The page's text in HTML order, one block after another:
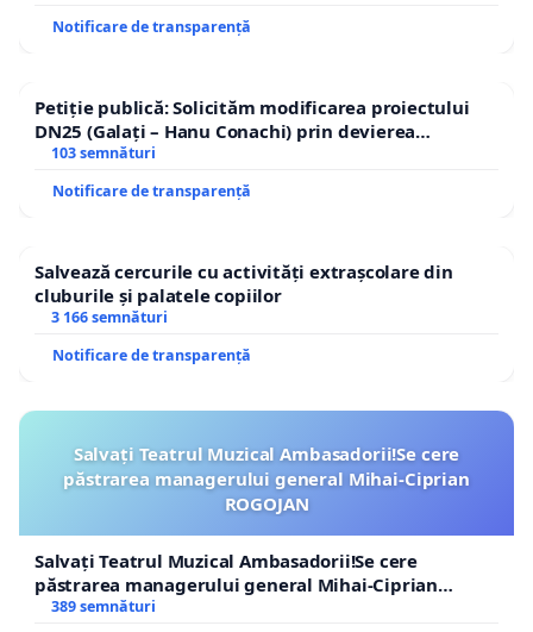
Notificare de transparență
Petiție publică: Solicităm modificarea proiectului
DN25 (Galați – Hanu Conachi) prin devierea
traseului în afara localităților!
103 semnături
Notificare de transparență
Salvează cercurile cu activități extrașcolare din
cluburile și palatele copiilor
3 166 semnături
Notificare de transparență
Salvați Teatrul Muzical Ambasadorii!Se cere
păstrarea managerului general Mihai-Ciprian
ROGOJAN
Salvați Teatrul Muzical Ambasadorii!Se cere
păstrarea managerului general Mihai-Ciprian
ROGOJAN
389 semnături